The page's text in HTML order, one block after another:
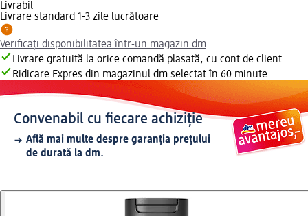
Livrabil
Livrare standard 1-3 zile lucrătoare
Verificați disponibilitatea într-un magazin dm
Livrare gratuită la orice comandă plasată, cu cont de client
Ridicare Expres din magazinul dm selectat în 60 minute.
Convenabil cu fiecare achiziție
Află mai multe despre garanția prețului
de durată la dm.